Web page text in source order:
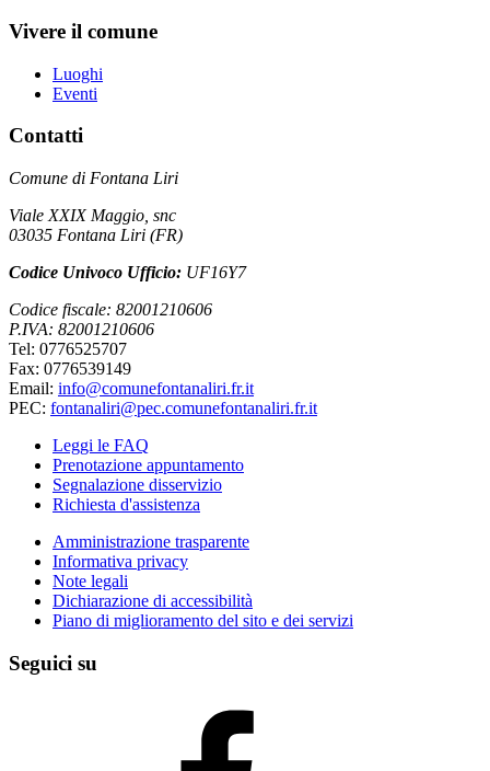
Vivere il comune
Luoghi
Eventi
Contatti
Comune di Fontana Liri
Viale XXIX Maggio, snc
03035 Fontana Liri (FR)
Codice Univoco Ufficio: UF16Y7
Codice fiscale: 82001210606
P.IVA: 82001210606
Tel: 0776525707
Fax: 0776539149
Email: info@comunefontanaliri.fr.it
PEC: fontanaliri@pec.comunefontanaliri.fr.it
Leggi le FAQ
Prenotazione appuntamento
Segnalazione disservizio
Richiesta d'assistenza
Amministrazione trasparente
Informativa privacy
Note legali
Dichiarazione di accessibilità
Piano di miglioramento del sito e dei servizi
Seguici su